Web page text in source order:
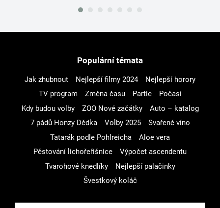
Populární témata
Jak zhubnout Nejlepší filmy 2024
Nejlepší horory
TV program
Změna času Partie
Počasí
Kdy budou volby
ZOO Nové začátky
Auto – katalog
7 pádů Honzy Dědka
Volby 2025
Svařené víno
Tatarák podle Pohlreicha
Aloe vera
Pěstování lichořeřišnice
Výpočet ascendentu
Tvarohové knedlíky
Nejlepší palačinky
Švestkový koláč